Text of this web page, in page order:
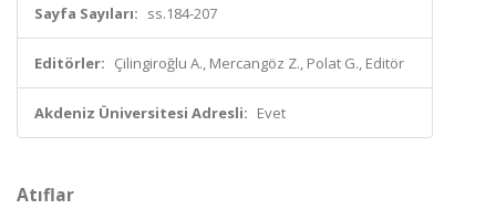
Sayfa Sayıları: ss.184-207
Editörler: Çilingiroğlu A., Mercangöz Z., Polat G., Editör
Akdeniz Üniversitesi Adresli: Evet
Atıflar